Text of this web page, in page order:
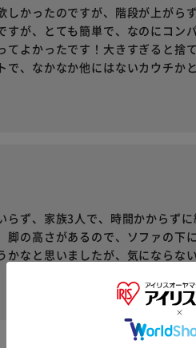
かったのですが、階段が上がら
が、とても簡単で、なのにコン
よかったです！大きすぎると捨
、なかなか他にはないカウチか
ず、家族3人で、時間かからずに
の高さがあるので、ソファの下
なと思いましたが、気にならな
※ご確認ください